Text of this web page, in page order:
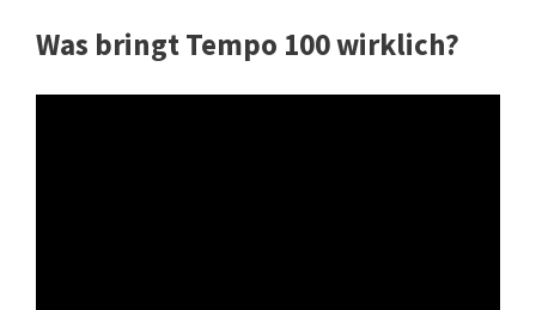
Was bringt Tempo 100 wirklich?